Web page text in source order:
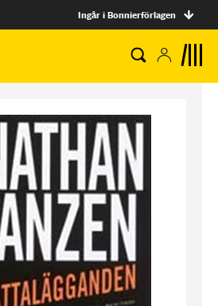
Ingår i Bonnierförlagen